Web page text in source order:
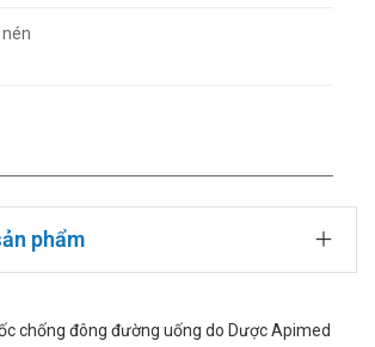
phẩm
chống đông đường uống do Dược Apimed